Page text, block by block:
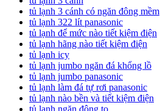
tủ lạnh 3 cánh có ngăn đông mềm
tủ lạnh 322 lít panasonic
tủ lạnh để mức nào tiết kiệm điện
tủ lạnh hãng nào tiết kiệm điện
tủ lạnh icy
tủ lạnh jumbo ngăn đá khổng lồ
tủ lạnh jumbo panasonic
tủ lạnh làm đá tự rơi panasonic
tủ lạnh nào bền và tiết kiệm điện